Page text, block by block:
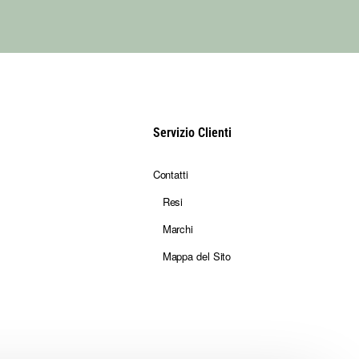
Servizio Clienti
Contatti
Resi
Marchi
Mappa del Sito